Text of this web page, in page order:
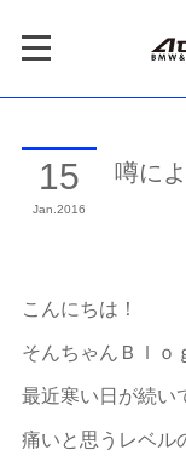
15
Jan 2016
噂に
こんにちは！
そんちゃんＢｌｏ
最近寒い日が続
痛いと思うレベル